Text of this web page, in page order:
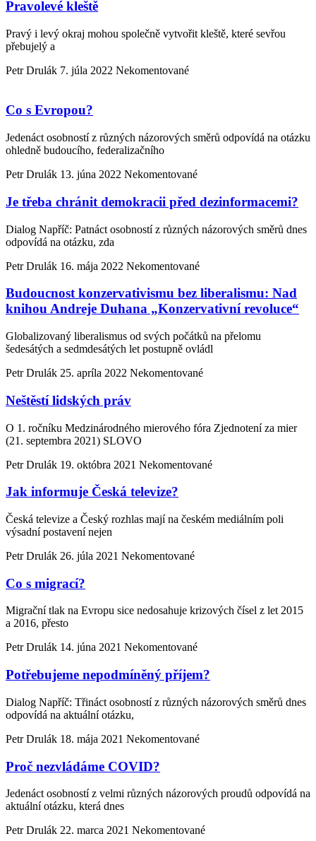
Pravolevé kleště
Pravý i levý okraj mohou společně vytvořit kleště, které sevřou
přebujelý a
Petr Drulák 7. júla 2022 Nekomentované
Co s Evropou?
Jedenáct osobností z různých názorových směrů odpovídá na otázku
ohledně budoucího, federalizačního
Petr Drulák 13. júna 2022 Nekomentované
Je třeba chránit demokracii před dezinformacemi?
Dialog Napříč: Patnáct osobností z různých názorových směrů dnes
odpovídá na otázku, zda
Petr Drulák 16. mája 2022 Nekomentované
Budoucnost konzervativismu bez liberalismu: Nad
knihou Andreje Duhana „Konzervativní revoluce“
Globalizovaný liberalismus od svých počátků na přelomu
šedesátých a sedmdesátých let postupně ovládl
Petr Drulák 25. apríla 2022 Nekomentované
Neštěstí lidských práv
O 1. ročníku Medzinárodného mierového fóra Zjednotení za mier
(21. septembra 2021) SLOVO
Petr Drulák 19. októbra 2021 Nekomentované
Jak informuje Česká televize?
Česká televize a Český rozhlas mají na českém mediálním poli
výsadní postavení nejen
Petr Drulák 26. júla 2021 Nekomentované
Co s migrací?
Migrační tlak na Evropu sice nedosahuje krizových čísel z let 2015
a 2016, přesto
Petr Drulák 14. júna 2021 Nekomentované
Potřebujeme nepodmíněný příjem?
Dialog Napříč: Třináct osobností z různých názorových směrů dnes
odpovídá na aktuální otázku,
Petr Drulák 18. mája 2021 Nekomentované
Proč nezvládáme COVID?
Jedenáct osobností z velmi různých názorových proudů odpovídá na
aktuální otázku, která dnes
Petr Drulák 22. marca 2021 Nekomentované